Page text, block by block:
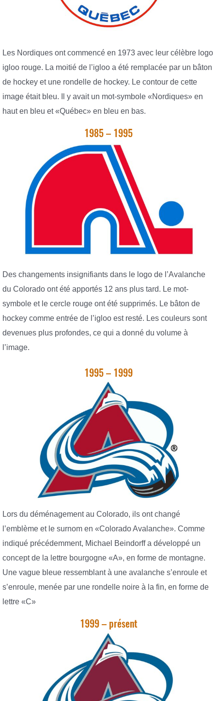
Les Nordiques ont commencé en 1973 avec leur célèbre logo
igloo rouge. La moitié de l’igloo a été remplacée par un bâton
de hockey et une rondelle de hockey. Le contour de cette
image était bleu. Il y avait un mot-symbole «Nordiques» en
haut en bleu et «Québec» en bleu en bas.
1985 – 1995
Des changements insignifiants dans le logo de l’Avalanche
du Colorado ont été apportés 12 ans plus tard. Le mot-
symbole et le cercle rouge ont été supprimés. Le bâton de
hockey comme entrée de l’igloo est resté. Les couleurs sont
devenues plus profondes, ce qui a donné du volume à
l’image.
1995 – 1999
Lors du déménagement au Colorado, ils ont changé
l’emblème et le surnom en «Colorado Avalanche». Comme
indiqué précédemment, Michael Beindorff a développé un
concept de la lettre bourgogne «А», en forme de montagne.
Une vague bleue ressemblant à une avalanche s’enroule et
s’enroule, menée par une rondelle noire à la fin, en forme de
lettre «C»
1999 – présent